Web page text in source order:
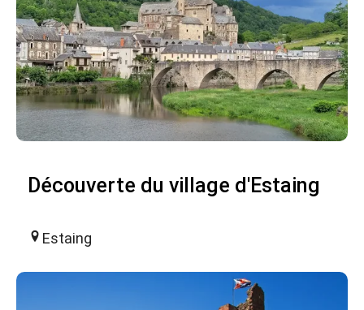
Découverte du village d'Estaing
Estaing